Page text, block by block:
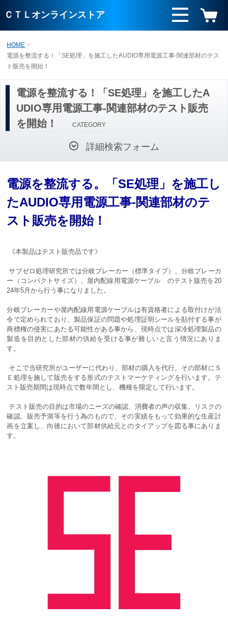
ＣＴＬオンラインストア
HOME
電源を整流する！「SE処理」を施工したAUDIO専用電源工事-関連部材のテス
ト販売を開始！
電源を整流する！「SE処理」を施工したA
UDIO専用電源工事-関連部材のテスト販売
を開始！
CATEGORY
詳細検索フォーム
電源を整流する。「SE処理」を施工し
たAUDIO専用電源工事-関連部材のテ
スト販売を開始！
《本製品はテスト販売品です》
サブゼロ処理研究所では分岐ブレーカー（標準タイプ）、分岐ブレーカ
ー（コンパクトサイズ）、屋内配線用電源ケーブル のテスト販売を20
24年5月から行う事になりました。
分岐ブレーカーや屋内配線用電源ケーブルは有資格者による取付けが法
令で定められており、製品保証の問題や処理証明シールを貼付する事が
商標権の侵害にあたる可能性がある事から、現時点では深冷処理製品の
製造を目的とした部材の供給を受ける事が難しいと言う情況にありま
す。
そこで当研究所がユーザーに代わり、部材の購入を代行。その部材にＳ
Ｅ処理を施して販売をする形式のテストマーケティングを行います。テ
スト販売期間は現時点で数年間とし、機種を限定して行います。
テスト販売の目的は市場のニーズの確認、消費者の声の収集、リスクの
確認、販売予測等を行う為のもので、その実績をもって効果的な生産計
画を立案し、向後において部材供給元とのタイアップを図る事にありま
す。